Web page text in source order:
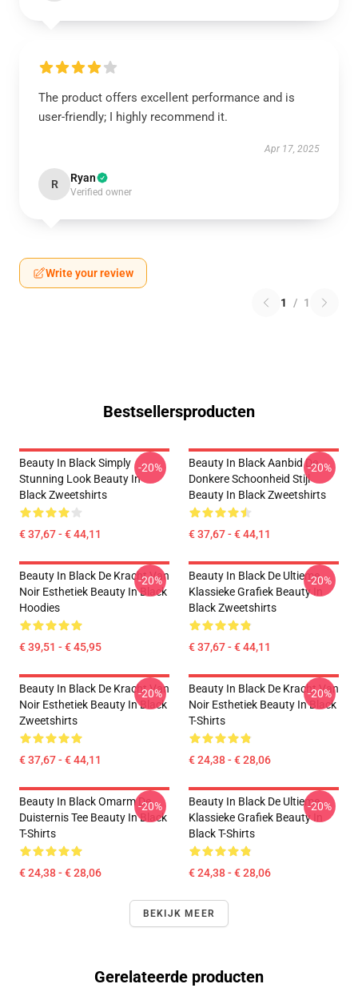
The product offers excellent performance and is
user-friendly; I highly recommend it.
Apr 17, 2025
R Ryan
Verified owner
Write your review
1 / 1
Bestsellersproducten
Beauty In Black Simply
Stunning Look Beauty In
Black Zweetshirts
€ 37,67 - € 44,11
-20%
Beauty In Black Aanbid De
Donkere Schoonheid Stijl
Beauty In Black Zweetshirts
€ 37,67 - € 44,11
-20%
Beauty In Black De Kracht Van
Noir Esthetiek Beauty In Black
Hoodies
€ 39,51 - € 45,95
-20%
Beauty In Black De Ultieme
Klassieke Grafiek Beauty In
Black Zweetshirts
€ 37,67 - € 44,11
-20%
Beauty In Black De Kracht Van
Noir Esthetiek Beauty In Black
Zweetshirts
€ 37,67 - € 44,11
-20%
Beauty In Black De Kracht Van
Noir Esthetiek Beauty In Black
T-Shirts
€ 24,38 - € 28,06
-20%
Beauty In Black Omarm De
Duisternis Tee Beauty In Black
T-Shirts
€ 24,38 - € 28,06
-20%
Beauty In Black De Ultieme
Klassieke Grafiek Beauty In
Black T-Shirts
€ 24,38 - € 28,06
-20%
BEKIJK MEER
Gerelateerde producten